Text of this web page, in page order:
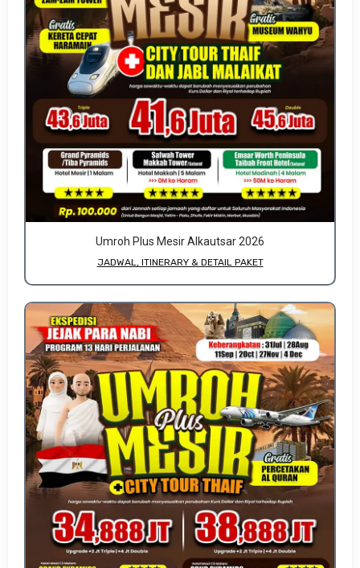
Umroh Plus Mesir Alkautsar 2026
JADWAL, ITINERARY & DETAIL PAKET